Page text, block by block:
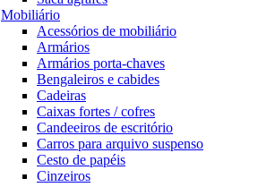
Mobiliário
Acessórios de mobiliário
Armários
Armários porta-chaves
Bengaleiros e cabides
Cadeiras
Caixas fortes / cofres
Candeeiros de escritório
Carros para arquivo suspenso
Cesto de papéis
Cinzeiros